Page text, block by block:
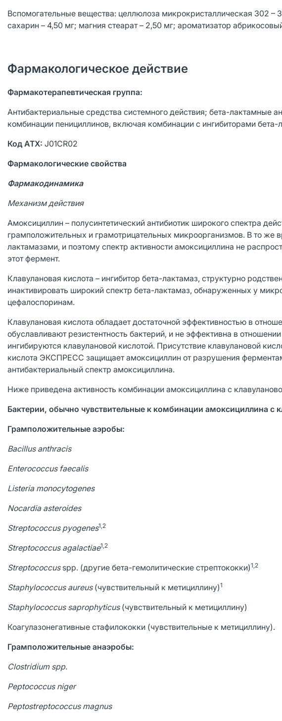
Вспомогательные вещества: целлюлоза микрокристаллическая 302 –
сахарин – 4,50 мг; магния стеарат – 2,50 мг; ароматизатор
Фармакологическое действие
Фармакотерапевтическая группа:
Антибактериальные средства системного действия; бета-лактамные
комбинации пенициллинов, включая комбинации с ингибиторами бета-
Код АТХ: J01CR02
Фармакологические свойства
Фармакодинамика
Механизм действия
Амоксициллин – полусинтетический антибиотик широкого спектра
грамположительных и грамотрицательных микроорганизмов. В то
лактамазами, и поэтому спектр активности амоксициллина не
этот фермент.
Клавулановая кислота – ингибитор бета-лактамаз, структурно
инактивировать широкий спектр бета-лактамаз, обнаруженных у
цефалоспоринам.
Клавулановая кислота обладает достаточной эффективностью в
обуславливают резистентность бактерий, и не эффективна в
ингибируются клавулановой кислотой. Присутствие клавулановой
кислота ЭКСПРЕСС защищает амоксициллин от разрушения
антибактериальный спектр амоксициллина.
Ниже приведена активность комбинации амоксициллина с
Бактерии, обычно чувствительные к комбинации амоксициллина с
Грамположительные аэробы:
Bacillus anthracis
Enterococcus faecalis
Listeria monocytogenes
Nocardia asteroides
Streptococcus pyogenes1,2
Streptococcus agalactiae1,2
Streptococcusspp. (другие бета-гемолитические стрептококки)1,2
Staphylococcus aureus (чувствительный к метициллину)1
Staphylococcus saprophyticus(чувствительный к метициллину)
Коагулазонегативные стафилококки (чувствительные к метициллину).
Грамположительные анаэробы:
Clostridium spp.
Peptococcus niger
Peptostreptococcus magnus